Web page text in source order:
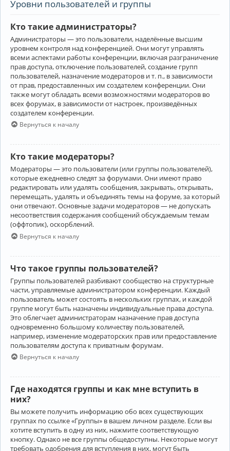
Уровни пользователей и группы
Кто такие администраторы?
Администраторы — это пользователи, наделённые высшим
уровнем контроля над конференцией. Они могут управлять
всеми аспектами работы конференции, включая разграничение
прав доступа, отключение пользователей, создание групп
пользователей, назначение модераторов и т. п., в зависимости
от прав, предоставленных им создателем конференции. Они
также могут обладать всеми возможностями модераторов во
всех форумах, в зависимости от настроек, произведённых
создателем конференции.
Вернуться к началу
Кто такие модераторы?
Модераторы — это пользователи (или группы пользователей),
которые ежедневно следят за форумами. Они имеют право
редактировать или удалять сообщения, закрывать, открывать,
перемещать, удалять и объединять темы на форуме, за который
они отвечают. Основные задачи модераторов — не допускать
несоответствия содержания сообщений обсуждаемым темам
(оффтопик), оскорблений.
Вернуться к началу
Что такое группы пользователей?
Группы пользователей разбивают сообщество на структурные
части, управляемые администратором конференции. Каждый
пользователь может состоять в нескольких группах, и каждой
группе могут быть назначены индивидуальные права доступа.
Это облегчает администраторам назначение прав доступа
одновременно большому количеству пользователей,
например, изменение модераторских прав или предоставление
пользователям доступа к приватным форумам.
Вернуться к началу
Где находятся группы и как мне вступить в
них?
Вы можете получить информацию обо всех существующих
группах по ссылке «Группы» в вашем личном разделе. Если вы
хотите вступить в одну из них, нажмите соответствующую
кнопку. Однако не все группы общедоступны. Некоторые могут
требовать одобрения для вступления в них, могут быть